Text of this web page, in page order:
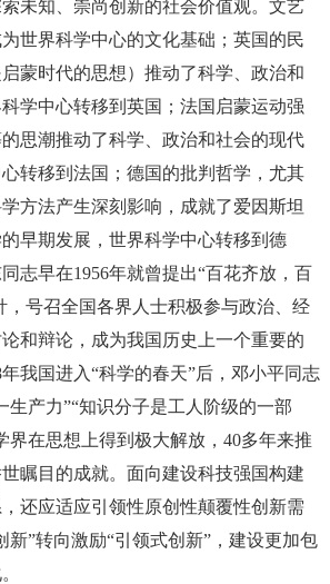
未知、崇尚创新的社会价值观。‌文艺
世界科学中心的文化基础；英国的民
蒙时代的思想）推动了科学、政治和
学中心转移到英国；法国启蒙运动强
思潮推动了科学、政治和社会的现代
转移到法国；德国的批判哲学，尤其
方法产生深刻影响，成就了爱因斯坦
早期发展，世界科学中心转移到德
志早在1956年就曾提出“百花齐放，百
，号召全国各界人士积极参与政治、经
和辩论，成为我国历史上一个重要的
我国进入“科学的春天”后，邓小平同志
生产力”“知识分子是工人阶级的一部
界在思想上得到极大解放，40多年来推
瞩目的成就。面向建设科技强国构建
还应适应引领性原创性颠覆性创新需
新”转向激励“引领式创新”，建设更加包